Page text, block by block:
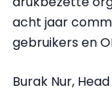
acht jaar
gebruikers en
Burak Nur,